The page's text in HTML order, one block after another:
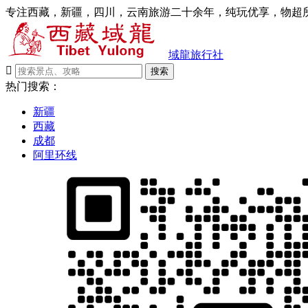
专注西藏，新疆，四川，云南旅游二十余年，纯玩优享，物超
域龍旅行社

搜索
热门搜索：
新疆
西藏
成都
阿里环线